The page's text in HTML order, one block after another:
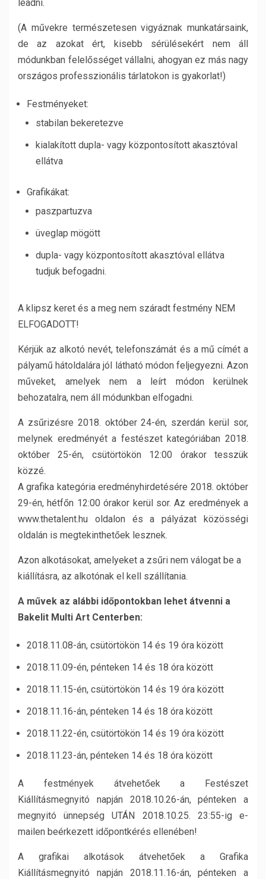
leadni.
(A művekre természetesen vigyáznak munkatársaink,
de az azokat ért, kisebb sérülésekért nem áll
módunkban felelősséget vállalni, ahogyan ez más nagy
országos professzionális tárlatokon is gyakorlat!)
Festményeket:
stabilan bekeretezve
kialakított dupla- vagy központosított akasztóval
ellátva
Grafikákat:
paszpartuzva
üveglap mögött
dupla- vagy központosított akasztóval ellátva
tudjuk befogadni.
A klipsz keret és a meg nem száradt festmény NEM
ELFOGADOTT!
Kérjük az alkotó nevét, telefonszámát és a mű címét a
pályamű hátoldalára jól látható módon feljegyezni. Azon
műveket, amelyek nem a leírt módon kerülnek
behozatalra, nem áll módunkban elfogadni.
A zsűrizésre 2018. október 24-én, szerdán kerül sor,
melynek eredményét a festészet kategóriában 2018.
október 25-én, csütörtökön 12:00 órakor tesszük
közzé.
A grafika kategória eredményhirdetésére 2018. október
29-én, hétfőn 12:00 órakor kerül sor. Az eredmények a
www.thetalent.hu oldalon és a pályázat közösségi
oldalán is megtekinthetőek lesznek.
Azon alkotásokat, amelyeket a zsűri nem válogat be a
kiállításra, az alkotónak el kell szállítania.
A művek az alábbi időpontokban lehet átvenni a
Bakelit Multi Art Centerben:
2018.11.08-án, csütörtökön 14 és 19 óra között
2018.11.09-én, pénteken 14 és 18 óra között
2018.11.15-én, csütörtökön 14 és 19 óra között
2018.11.16-án, pénteken 14 és 18 óra között
2018.11.22-én, csütörtökön 14 és 19 óra között
2018.11.23-án, pénteken 14 és 18 óra között
A festmények átvehetőek a Festészet
Kiállításmegnyitó napján 2018.10.26-án, pénteken a
megnyitó ünnepség UTÁN 2018.10.25. 23:55-ig e-
mailen beérkezett időpontkérés ellenében!
A grafikai alkotások átvehetőek a Grafika
Kiállításmegnyitó napján 2018.11.16-án, pénteken a